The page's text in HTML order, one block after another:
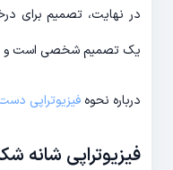
در نهایت، تصمیم برای
یک تصمیم شخصی است و به
درباره نحوه فیزیوتراپی
فیزیوتراپی شانه